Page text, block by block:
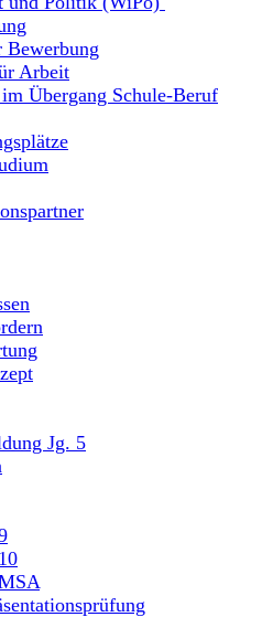
Arbeit
Übergang Schule-Beruf
Jg. 5